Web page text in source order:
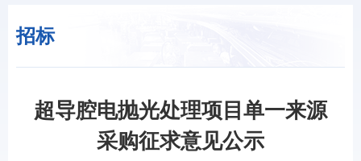
招标
超导腔电抛光处理项目单一来源
采购征求意见公示